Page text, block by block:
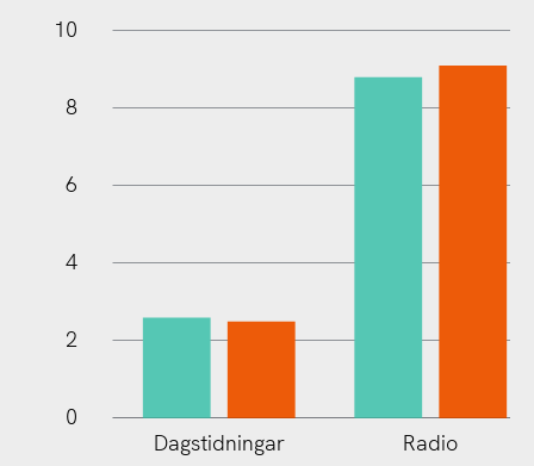
10
8
6
4
2
0
Dagstidningar Radio